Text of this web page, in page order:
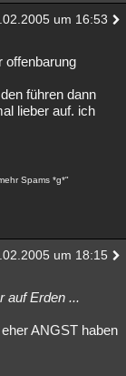
um 16:53
offenbarung
führen dann
lieber auf. ich
Spams *g*"
um 18:15
auf Erden ...
ANGST haben